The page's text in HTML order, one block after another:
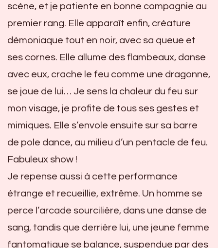
scène, et je patiente en bonne compagnie au
premier rang. Elle apparaît enfin, créature
démoniaque tout en noir, avec sa queue et
ses cornes. Elle allume des flambeaux, danse
avec eux, crache le feu comme une dragonne,
se joue de lui… Je sens la chaleur du feu sur
mon visage, je profite de tous ses gestes et
mimiques. Elle s’envole ensuite sur sa barre
de pole dance, au milieu d’un pentacle de feu.
Fabuleux show !
Je repense aussi à cette performance
étrange et recueillie, extrême. Un homme se
perce l’arcade sourcilière, dans une danse de
sang, tandis que derrière lui, une jeune femme
fantomatique se balance, suspendue par des